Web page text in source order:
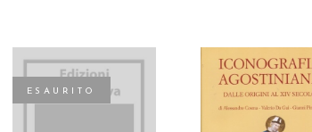
ESAURITO